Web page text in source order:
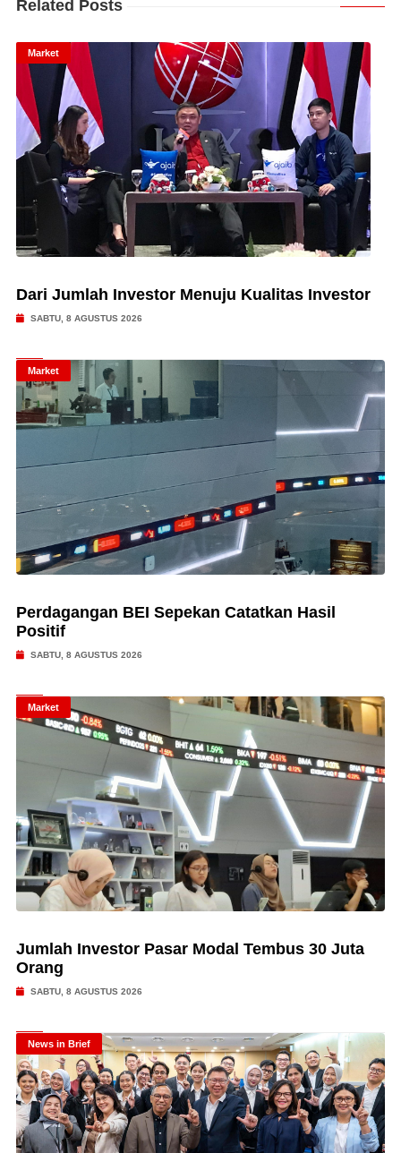
Related Posts
Market
Dari Jumlah Investor Menuju Kualitas Investor
SABTU, 8 AGUSTUS 2026
Market
Perdagangan BEI Sepekan Catatkan Hasil
Positif
SABTU, 8 AGUSTUS 2026
Market
Jumlah Investor Pasar Modal Tembus 30 Juta
Orang
SABTU, 8 AGUSTUS 2026
News in Brief